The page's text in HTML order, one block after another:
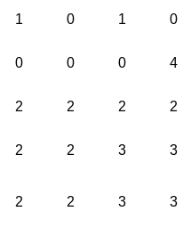
1 0 1
0
0 0 0 4
2 2 2
2
2 2 3 3
2 2 3 3